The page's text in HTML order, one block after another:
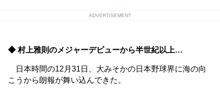
ADVERTISEMENT
◆ 村上雅則のメジャーデビューから半世紀以上…
日本時間の12月31日、大みそかの日本野球界に海の向
こうから朗報が舞い込んできた。